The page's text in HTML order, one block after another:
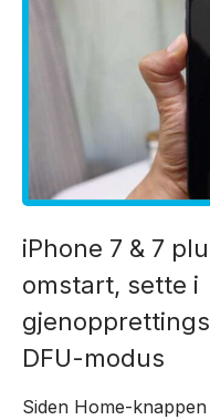
iPhone 7 & 7
omstart, sette i
DFU-modus
Siden Home-